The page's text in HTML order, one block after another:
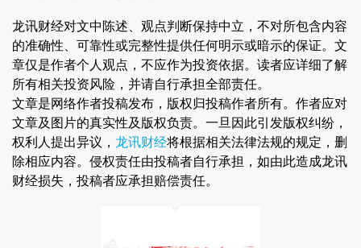
龙讯财经对文中陈述、观点判断保持中立，不对所包含内容
的准确性、可靠性或完整性提供任何明示或暗示的保证。文
章仅是作者个人观点，不应作为投资依据。读者应详细了解
所有相关投资风险，并请自行承担全部责任。
文章是网络作者投稿发布，版权归投稿作者所有。作者应对
文章及图片的真实性及版权负责。一旦因此引发版权纠纷，
权利人提出异议， 龙讯财经将根据相关法律法规的规定，删
除相应内容。侵权责任由投稿者自行承担，如由此造成龙讯
财经损失，投稿者应承担赔偿责任。